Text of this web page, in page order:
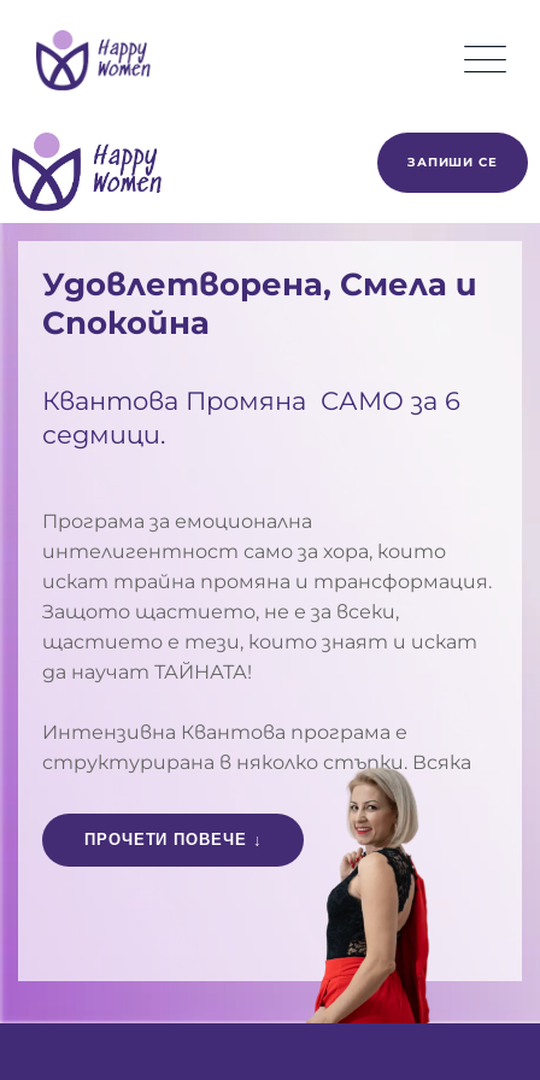
ЗАПИШИ СЕ
Удовлетворена, Смела и
Спокойна
Квантова Промяна САМО за 6
седмици.
Програма за емоционална
интелигентност само за хора, които
искат трайна промяна и трансформация.
Защото щастието, не е за всеки,
щастието е тези, които знаят и искат
да научат ТАЙНАТА!
Интензивна Квантова програма е
структурирана в няколко стъпки. Всяка
от тях има за цел да предизвика
определени мозъчни и биохимични
процеси, който да създаде устойчива
промяна САМО за 6 седмици
В тази програма създаваш собственият
си път, спираш да повтаряш сценарии от
миналото, от рода си. Започваш да
ПРОЧЕТИ ПОВЕЧЕ ↓